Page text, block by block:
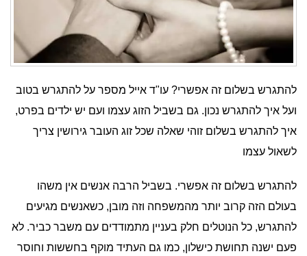
להתגרש בשלום זה אפשרי? עו"ד אייל מספר על להתגרש בטוב
ועל איך להתגרש נכון. גם בשביל הזוג עצמו ועם יש ילדים בפרט,
איך להתגרש בשלום זוהי שאלה שכל זוג העובר גירושין צריך
לשאול עצמו
להתגרש בשלום זה אפשרי. בשביל הרבה אנשים אין משהו
בעולם הזה קרוב יותר מהמשפחה וזה מובן, כשאנשים מגיעים
להתגרש, כל הנוטלים חלק בעניין מתמודדים עם משבר כביר. לא
פעם ישנה תחושת כישלון, כמו גם העתיד מוקף בחששות וחוסר